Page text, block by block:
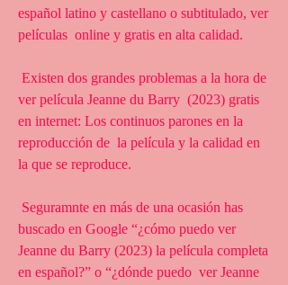
español latino y castellano o subtitulado, ver
películas  online y gratis en alta calidad.
ver película Jeanne du Barry  (2023) gratis
en internet: Los continuos parones en la
reproducción de  la película y la calidad en
la que se reproduce.
buscado en Google “¿cómo puedo ver
Jeanne du Barry (2023) la película completa
en español?” o “¿dónde puedo  ver Jeanne